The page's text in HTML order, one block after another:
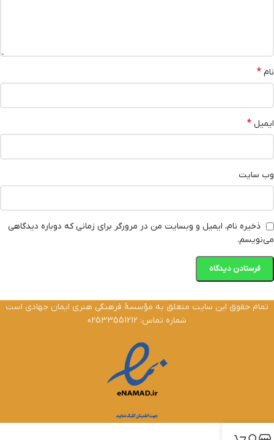
نام *
ایمیل *
وب‌ سایت
ذخیره نام، ایمیل و وبسایت من در مرورگر برای زمانی که دوباره دیدگاهی
می‌نویسم.
تمام حقوق این سایت متعلق به مؤسسۀ فرهنگی هنری ایمان جهادی است
شماره تماس: 02533551212